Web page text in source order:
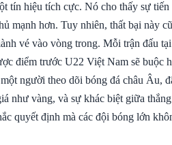
tín hiệu tích cực. Nó cho thấy sự
mạnh hơn. Tuy nhiên, thất bại này
vé vào vòng trong. Mỗi trận đấu
điểm trước U22 Việt Nam sẽ buộc
người theo dõi bóng đá châu Âu,
như vàng, và sự khác biệt giữa
quyết định mà các đội bóng lớn